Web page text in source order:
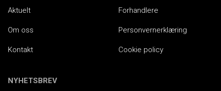
Aktuelt
Om oss
Kontakt
Forhandlere
Personvernerklæring
Cookie policy
NYHETSBREV